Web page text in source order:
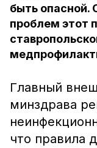
быть опасной.
проблем этот
Главный
минздрава
что правила